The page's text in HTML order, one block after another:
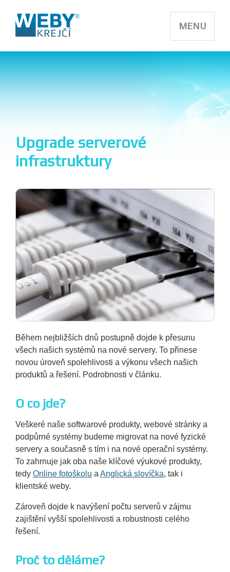
MENU
Upgrade serverové
infrastruktury
Během nejbližších dnů postupně dojde k přesunu
všech našich systémů na nové servery. To přinese
novou úroveň spolehlivosti a výkonu všech našich
produktů a řešení. Podrobnosti v článku.
O co jde?
Veškeré naše softwarové produkty, webové stránky a
podpůrné systémy budeme migrovat na nové fyzické
servery a současně s tím i na nové operační systémy.
To zahrnuje jak oba naše klíčové výukové produkty,
tedy Online fotoškolu a Anglická slovíčka, tak i
klientské weby.
Zároveň dojde k navýšení počtu serverů v zájmu
zajištění vyšší spolehlivosti a robustnosti celého
řešení.
Proč to děláme?